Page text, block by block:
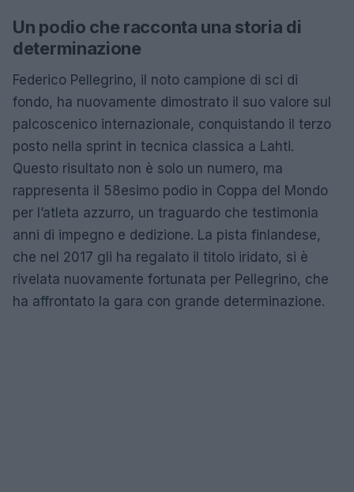
Un podio che racconta una storia di
determinazione
Federico Pellegrino, il noto campione di sci di
fondo, ha nuovamente dimostrato il suo valore sul
palcoscenico internazionale, conquistando il terzo
posto nella sprint in tecnica classica a Lahti.
Questo risultato non è solo un numero, ma
rappresenta il 58esimo podio in Coppa del Mondo
per l’atleta azzurro, un traguardo che testimonia
anni di impegno e dedizione. La pista finlandese,
che nel 2017 gli ha regalato il titolo iridato, si è
rivelata nuovamente fortunata per Pellegrino, che
ha affrontato la gara con grande determinazione.